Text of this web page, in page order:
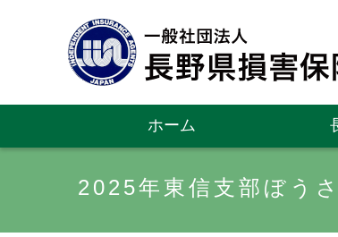
ホーム
2025年東信支部ぼう